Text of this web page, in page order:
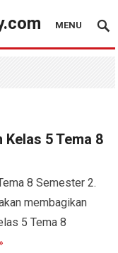
MENU
5 Tema 8
8 Semester 2.
membagikan
5 Tema 8